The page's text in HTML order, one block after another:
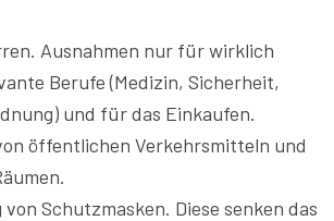
Ausnahmen nur für wirklich
Berufe (Medizin, Sicherheit,
und für das Einkaufen.
öffentlichen Verkehrsmitteln und
Schutzmasken. Diese senken das